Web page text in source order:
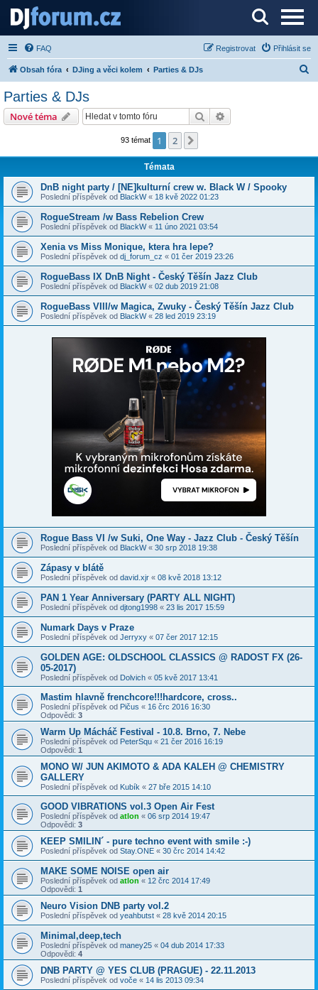
Server o DJ technice a DJingu
FAQ Přihlásit se
Registrovat
Obsah fóra DJing a věci kolem Parties & DJs
Parties & DJs
Nové téma Hledat
93 témat 1 2
Témata
DnB night party / [NE]kulturní crew w. Black W / Spooky
Poslední příspěvek od BlackW« 18 kvě 2022 01:23
RogueStream /w Bass Rebelion Crew
Poslední příspěvek od BlackW« 11 úno 2021 03:54
Xenia vs Miss Monique, ktera hra lepe?
Poslední příspěvek od dj_forum_cz « 01 čer 2019 23:26
RogueBass IX DnB Night - Český Těšín Jazz Club
Poslední příspěvek od BlackW« 02 dub 2019 21:08
RogueBass VIII/w Magica, Zwuky - Český Těšín Jazz Club
Poslední příspěvek od BlackW« 28 led 2019 23:19
Rogue Bass VI /w Suki, One Way - Jazz Club - Český Těšín
Poslední příspěvek od BlackW« 30 srp 2018 19:38
Zápasy v blátě
Poslední příspěvek od david.xjr « 08 kvě 2018 13:12
PAN 1 Year Anniversary (PARTY ALL NIGHT)
Poslední příspěvek od djtong1998 « 23 lis 2017 15:59
Numark Days v Praze
Poslední příspěvek od Jerryxy « 07 čer 2017 12:15
GOLDEN AGE: OLDSCHOOL CLASSICS @ RADOST FX (26-
05-2017)
Poslední příspěvek od Dolvich « 05 kvě 2017 13:41
Mastim hlavně frenchcore!!!hardcore, cross..
Poslední příspěvek od Pičus « 16 črc 2016 16:30
Odpovědi: 3
Warm Up Mácháč Festival - 10.8. Brno, 7. Nebe
Poslední příspěvek od PeterSqu « 21 čer 2016 16:19
Odpovědi: 1
MONO W/ JUN AKIMOTO & ADA KALEH @ CHEMISTRY
GALLERY
Poslední příspěvek od Kubík « 27 bře 2015 14:10
GOOD VIBRATIONS vol.3 Open Air Fest
Poslední příspěvek od atlon « 06 srp 2014 19:47
Odpovědi: 3
KEEP SMILIN´ - pure techno event with smile :-)
Poslední příspěvek od Stay.ONE « 30 črc 2014 14:42
MAKE SOME NOISE open air
Poslední příspěvek od atlon « 12 črc 2014 17:49
Odpovědi: 1
Neuro Vision DNB party vol.2
Poslední příspěvek od yeahbutst « 28 kvě 2014 20:15
Minimal,deep,tech
Poslední příspěvek od maney25 « 04 dub 2014 17:33
Odpovědi: 4
DNB PARTY @ YES CLUB (PRAGUE) - 22.11.2013
Poslední příspěvek od voče « 14 lis 2013 09:34